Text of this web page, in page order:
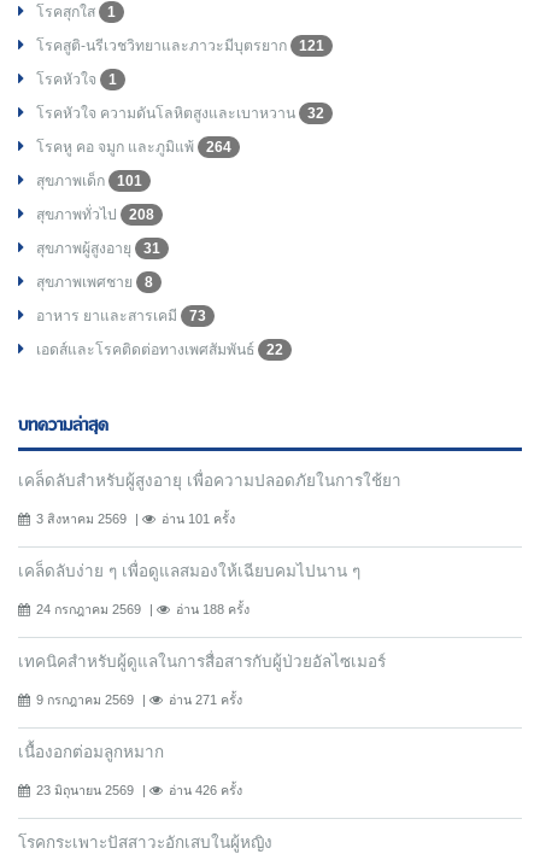
โรคสุกใส
1
โรคสูติ-นรีเวชวิทยาและภาวะมีบุตรยาก
121
โรคหัวใจ
1
โรคหัวใจ ความดันโลหิตสูงและเบาหวาน
32
โรคหู คอ จมูก และภูมิแพ้
264
สุขภาพเด็ก
101
สุขภาพทั่วไป
208
สุขภาพผู้สูงอายุ
31
สุขภาพเพศชาย
8
อาหาร ยาและสารเคมี
73
เอดส์และโรคติดต่อทางเพศสัมพันธ์
22
บทความล่าสุด
เคล็ดลับสำหรับผู้สูงอายุ เพื่อความปลอดภัยในการใช้ยา
3 สิงหาคม 2569 อ่าน 101 ครั้ง
เคล็ดลับง่าย ๆ เพื่อดูแลสมองให้เฉียบคมไปนาน ๆ
24 กรกฎาคม 2569 อ่าน 188 ครั้ง
เทคนิคสำหรับผู้ดูแลในการสื่อสารกับผู้ป่วยอัลไซเมอร์
9 กรกฎาคม 2569 อ่าน 271 ครั้ง
เนื้องอกต่อมลูกหมาก
23 มิถุนายน 2569 อ่าน 426 ครั้ง
โรคกระเพาะปัสสาวะอักเสบในผู้หญิง